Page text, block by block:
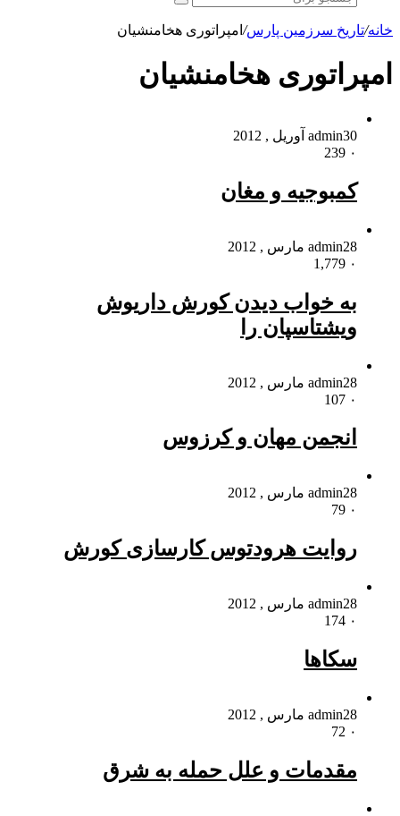
جستجو
برای
خانه/تاریخ سرزمین پارس/ امپراتوری هخامنشیان
امپراتوری هخامنشیان
admin30 آوریل , 2012
۰
کمبوجیه و مغان
admin28 مارس , 2012
۰
به خواب دیدن کورش داریوش
ویشتاسپان را
admin28 مارس , 2012
۰
انجمن مهان و کرزوس
admin28 مارس , 2012
۰
روایت هرودتوس کارسازی کورش
admin28 مارس , 2012
۰
سکاها
admin28 مارس , 2012
۰
مقدمات و علل حمله به شرق